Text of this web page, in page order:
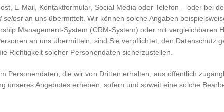
E-Mail, Kontaktformular, Social Media oder Telefon – oder bei
selbstan uns übermittelt. Wir können solche Angaben
Management-System (CRM-System) oder mit vergleichbaren
an uns übermitteln, sind Sie verpflichtet, den Datenschutz
Richtigkeit solcher Personendaten sicherzustellen.
Personendaten, die wir von Dritten erhalten, aus öffentlich
unseres Angebotes erheben, sofern und soweit eine solche